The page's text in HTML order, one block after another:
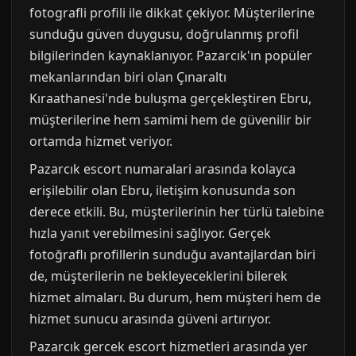
fotografli profili ile dikkat çekiyor. Müşterilerine
sunduğu güven duygusu, doğrulanmış profil
bilgilerinden kaynaklanıyor. Pazarcık'ın popüler
mekanlarından biri olan Çınaraltı
Kıraathanesi'nde buluşma gerçekleştiren Ebru,
müşterilerine hem samimi hem de güvenilir bir
ortamda hizmet veriyor.
Pazarcık escort numaralari arasında kolayca
erişilebilir olan Ebru, iletişim konusunda son
derece etkili. Bu, müşterilerinin her türlü talebine
hızla yanıt verebilmesini sağlıyor. Gerçek
fotoğraflı profillerin sunduğu avantajlardan biri
de, müşterilerin ne bekleyeceklerini bilerek
hizmet almaları. Bu durum, hem müşteri hem de
hizmet sunucu arasında güveni artırıyor.
Pazarcık gercek escort hizmetleri arasında yer